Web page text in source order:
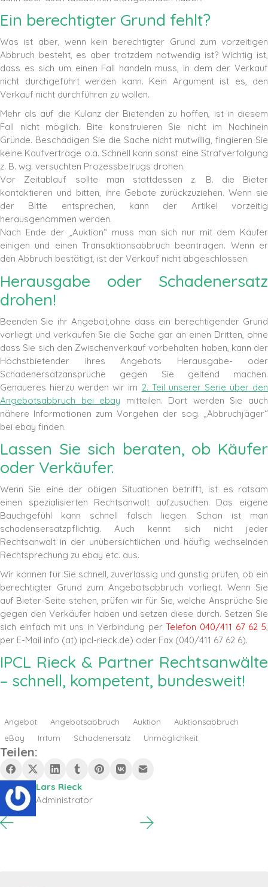
Ein berechtigter Grund fehlt?
Was ist aber, wenn kein berechtigter Grund zum vorzeitigen
Abbruch besteht, es aber trotzdem notwendig ist? Wichtig ist,
dass es sich um einen Fall handeln muss, in dem der Verkauf
nicht durchgeführt werden kann. Kein Argument ist es, den
Verkauf nicht durchführen zu wollen.
Mehr als auf die Kulanz der Bietenden zu hoffen, ist in diesem
Fall nicht möglich. Bite konstruieren Sie nicht im Nachinein
Gründe. Beschädigen Sie die Sache nicht mutwillig, fingieren Sie
keine Kaufverträge o.ä. Schnell kann sonst eine Strafverfolgung
z. B. wg. versuchten Prozessbetrugs drohen.
Vor Zeitablauf sollte man stattdessen z. B. die Bieter
kontaktieren und bitten, ihre Gebote zurückzuziehen. Wenn sie
der Bitte entsprechen, kann der Artikel vorzeitig
herausgenommen werden.
Nach Ende der „Auktion“ muss man sich nur mit dem Käufer
einigen und einen Transaktionsabbruch beantragen. Wenn er
den Abbruch bestätigt, ist der Verkauf nicht abgeschlossen.
Herausgabe oder Schadenersatz
drohen!
Beenden Sie ihr Angebot,ohne dass ein berechtigender Grund
vorliegt und verkaufen Sie die Sache gar an einen Dritten, ohne
dass Sie sich den Zwischenverkauf vorbehalten haben, kann der
Höchstbietender ihres Angebots Herausgabe- oder
Schadenersatzansprüche gegen Sie geltend machen.
Genaueres hierzu werden wir im 2. Teil unserer Serie über den
Angebotsabbruch bei ebay mitteilen. Dort werden Sie auch
nähere Informationen zum Vorgehen der sog. „Abbruchjäger“
bei ebay finden.
Lassen Sie sich beraten, ob Käufer
oder Verkäufer.
Wenn Sie eine der obigen Situationen betrifft, ist es ratsam
einen spezialisierten Rechtsanwalt aufzusuchen. Das eigene
Bauchgefühl kann schnell falsch liegen. Schon ist man
schadensersatzpflichtig. Auch kennt sich nicht jeder
Rechtsanwalt in der unübersichtlichen und häufig wechselnden
Rechtsprechung zu ebay etc. aus.
Wir können für Sie schnell, zuverlässig und günstig prüfen, ob ein
berechtigter Grund zum Angebotsabbruch vorliegt. Wenn Sie
auf Bieter-Seite stehen, prüfen wir für Sie, welche Ansprüche Sie
gegen den Verkäufer haben und setzen diese durch. Setzen Sie
sich einfach mit uns in Verbindung perTelefon 040/411 67 62 5,
per E-Mail info (at) ipcl-rieck.de) oder Fax (040/411 67 62 6).
IPCL Rieck & Partner Rechtsanwälte
– schnell, kompetent, bundesweit!
Angebot Angebotsabbruch Auktion
Auktionsabbruch
eBay
Irrtum Schadenersatz Unmöglichkeit
Teilen:
Lars Rieck
Administrator